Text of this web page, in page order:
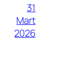
31
Mart
2026